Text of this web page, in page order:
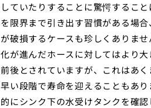
ていたりすることに驚愕するこ
限界まで引き出す習慣がある場
破損するケースも珍しくありま
が進んだホースに対してはより
後とされていますが、これはあ
い段階で寿命を迎えることもあ
にシンク下の水受けタンクを確